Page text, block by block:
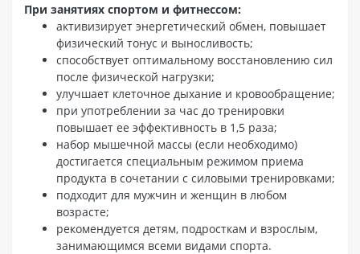
При занятиях спортом и фитнессом:
активизирует энергетический обмен, повышает
физический тонус и выносливость;
способствует оптимальному восстановлению сил
после физической нагрузки;
улучшает клеточное дыхание и кровообращение;
при употреблении за час до тренировки
повышает ее эффективность в 1,5 раза;
набор мышечной массы (если необходимо)
достигается специальным режимом приема
продукта в сочетании с силовыми тренировками;
подходит для мужчин и женщин в любом
возрасте;
рекомендуется детям, подросткам и взрослым,
занимающимся всеми видами спорта.